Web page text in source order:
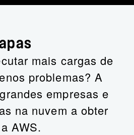
mais cargas de
problemas? A
empresas e
na nuvem a obter
AWS.